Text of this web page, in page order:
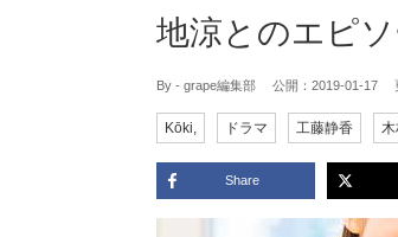
地涼とのエピ
By - grape編集部 公開： 2019-01-17
Kōki, ドラマ 工藤静香
Share